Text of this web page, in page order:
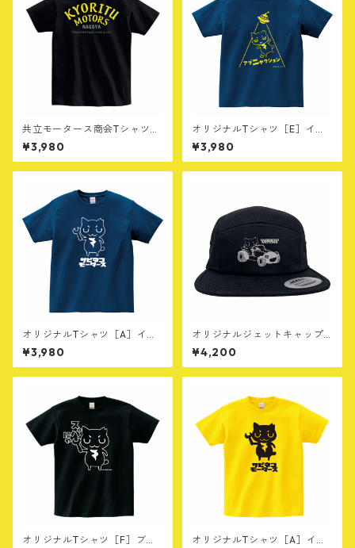
共立モータース商会Tシャツ
［C］ブラック
¥3,980
オリジナルTシャツ［E］イン
ディゴ
¥3,980
オリジナルTシャツ［A］イン
ディゴ
¥3,980
オリジナルジェットキャップ
［C］ブラック
¥4,200
オリジナルTシャツ［F］ブラ
オリジナルTシャツ［A］イエ